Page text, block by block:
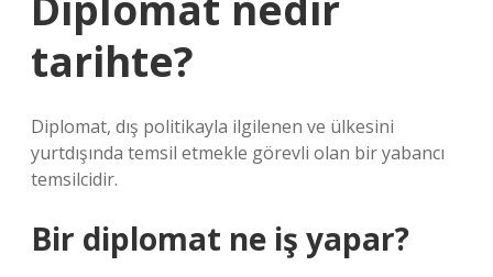
tarihte?
Diplomat, dış politikayla ilgilenen ve ülkesini
yurtdışında temsil etmekle görevli olan bir yabancı
temsilcidir.
Bir diplomat ne iş yapar?